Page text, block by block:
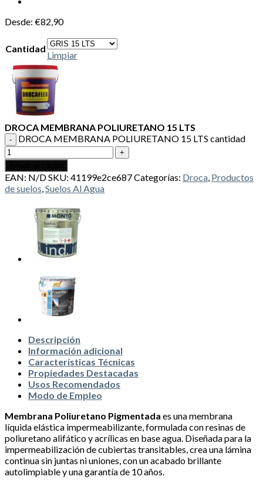
Desde: €82,90
Cantidad
Limpiar
DROCA MEMBRANA POLIURETANO 15 LTS
DROCA MEMBRANA POLIURETANO 15 LTS cantidad
EAN: N/DSKU: 41199e2ce687Categorías: Droca, Productos
de suelos,Suelos Al Agua
Descripción
Información adicional
Características Técnicas
Propiedades Destacadas
Usos Recomendados
Modo de Empleo
Membrana Poliuretano Pigmentada es una membrana
líquida elástica impermeabilizante, formulada con resinas de
poliuretano alifático y acrílicas en base agua. Diseñada para la
impermeabilización de cubiertas transitables, crea una lámina
continua sin juntas ni uniones, con un acabado brillante
autolimpiable y una garantía de 10 años.